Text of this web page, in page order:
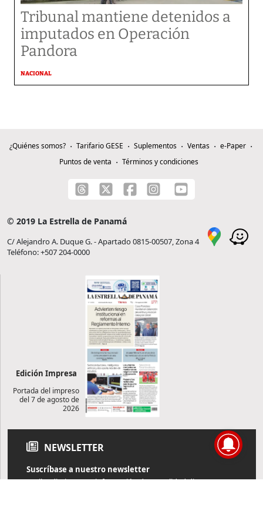
Tribunal mantiene detenidos a
imputados en Operación
Pandora
NACIONAL
¿Quiénes somos? Tarifario GESE Suplementos Ventas
e-Paper
Puntos de venta
Términos y condiciones
© 2019 La Estrella de Panamá
C/ Alejandro A. Duque G. - Apartado 0815-00507, Zona 4
Teléfono: +507 204-0000
Edición Impresa
Portada del impreso
del 7 de agosto de
2026
NEWSLETTER
Suscríbase a nuestro newsletter
Reciba diariamente información de actualidad directamente en